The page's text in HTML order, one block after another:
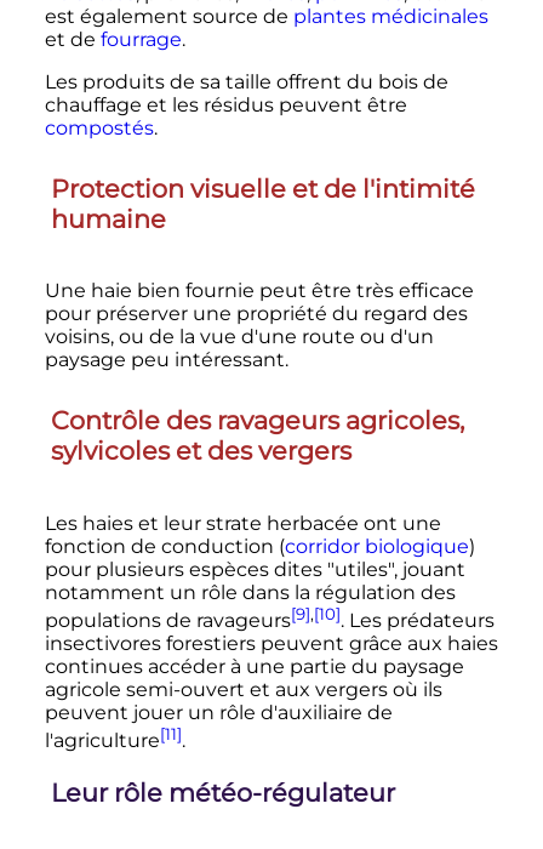
est également source de plantes médicinales
et de fourrage.
Les produits de sa taille offrent du bois de
chauffage et les résidus peuvent être
compostés.
Protection visuelle et de l'intimité
humaine
Une haie bien fournie peut être très efficace
pour préserver une propriété du regard des
voisins, ou de la vue d'une route ou d'un
paysage peu intéressant.
Contrôle des ravageurs agricoles,
sylvicoles et des vergers
Les haies et leur strate herbacée ont une
fonction de conduction (corridor biologique)
pour plusieurs espèces dites "utiles", jouant
notamment un rôle dans la régulation des
populations de ravageurs[9],[10]. Les prédateurs
insectivores forestiers peuvent grâce aux haies
continues accéder à une partie du paysage
agricole semi-ouvert et aux vergers où ils
peuvent jouer un rôle d'auxiliaire de
l'agriculture[11].
Leur rôle météo-régulateur